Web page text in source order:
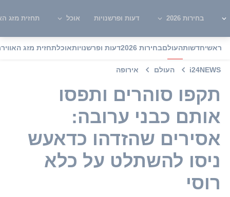
בחירות 2026 דעות ופרשנויות אוכל תחזית מזג
ראשיחדשותהעולםבחירות 2026 דעות ופרשנויותאוכלתחזית מזג האוויר
i24NEWS העולם אירופה
תקפו סוהרים ותפסו
אותם כבני ערובה:
אסירים שהזדהו כדאעש
ניסו להשתלט על כלא
רוסי